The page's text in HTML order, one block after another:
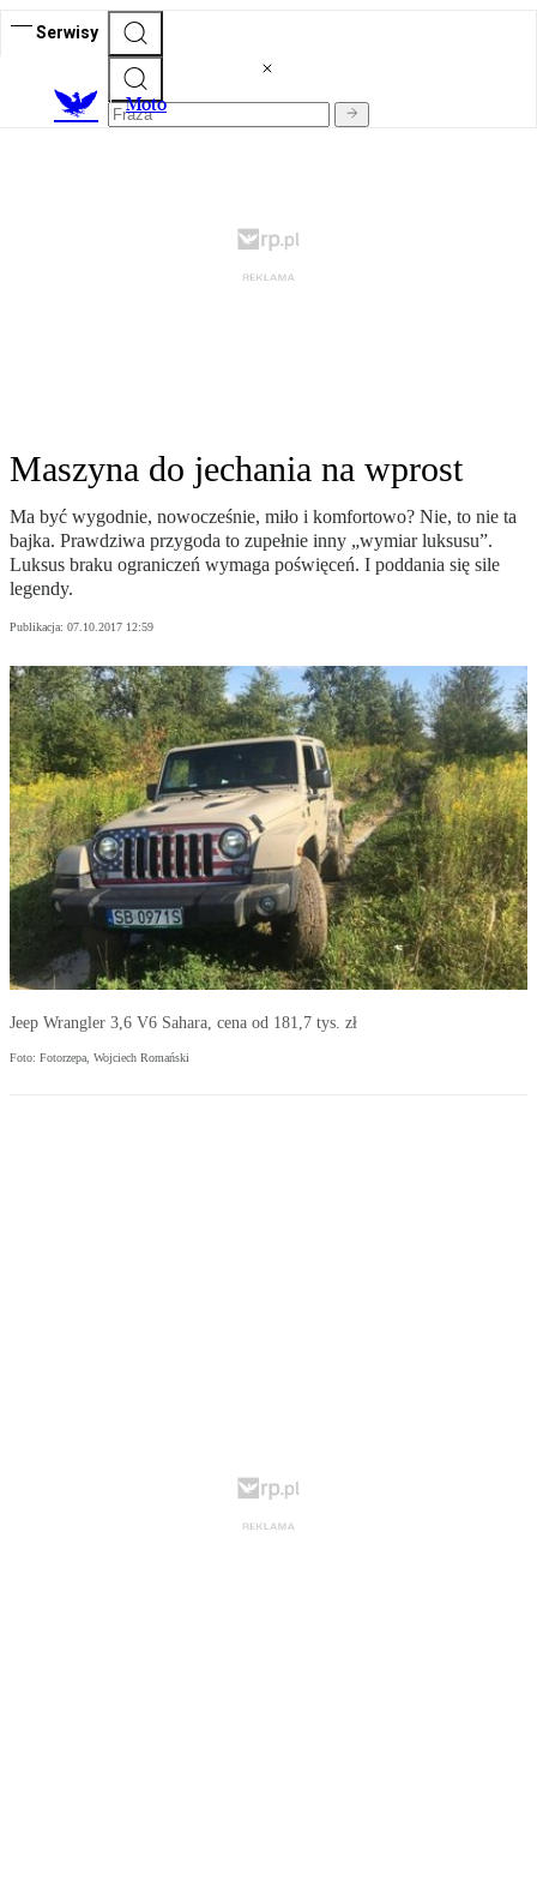
Serwisy
Moto
Maszyna do jechania na wprost
Ma być wygodnie, nowocześnie, miło i komfortowo? Nie, to nie ta
bajka. Prawdziwa przygoda to zupełnie inny „wymiar luksusu”.
Luksus braku ograniczeń wymaga poświęceń. I poddania się sile
legendy.
Publikacja: 07.10.2017 12:59
Jeep Wrangler 3,6 V6 Sahara, cena od 181,7 tys. zł
Foto: Fotorzepa, Wojciech Romański